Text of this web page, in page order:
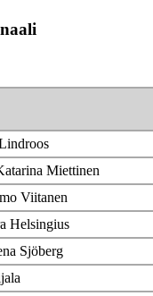
Miettinen
Viitanen
Helsingius
Sjöberg